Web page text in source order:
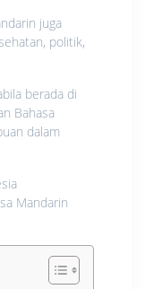
juga
politik,
berada di
Bahasa
dalam
Mandarin